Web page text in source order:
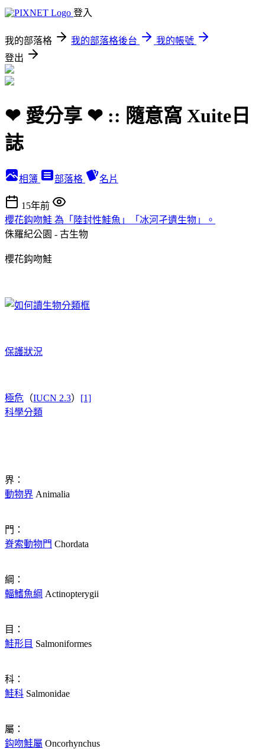
登入
我的部落格 我的部落格後台
我的帳號
登出
❤ 愛分享 ❤ :: 隨意窩 Xuite日
誌
相簿 部落格 名片
15年前
櫻花鈎吻鮭 為「陸封性鮭魚」「冰河孑遺生物」。
侏羅紀公園 - 古生物
櫻花鈎吻鮭
保護狀況
極危 （IUCN 2.3） [1]
科學分類
界：
動物界 Animalia
門：
脊索動物門 Chordata
綱：
輻鰭魚綱 Actinopterygii
目：
鮭形目 Salmoniformes
科：
鮭科 Salmonidae
屬：
鈎吻鮭屬 Oncorhynchus